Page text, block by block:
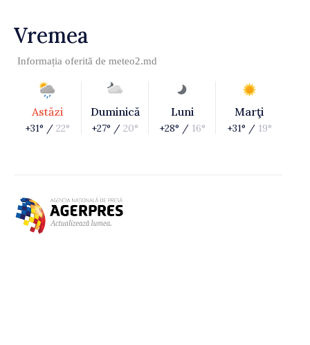
Vremea
Informația oferită de meteo2.md
Astăzi
+31° / 22°
Duminică
+27° / 20°
Luni
+28° / 16°
Marţi
+31° / 19°